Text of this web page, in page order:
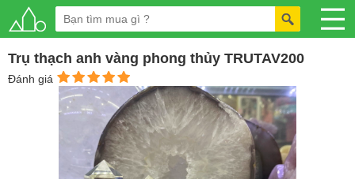
Trụ thạch anh vàng phong thủy TRUTAV200
Đánh giá